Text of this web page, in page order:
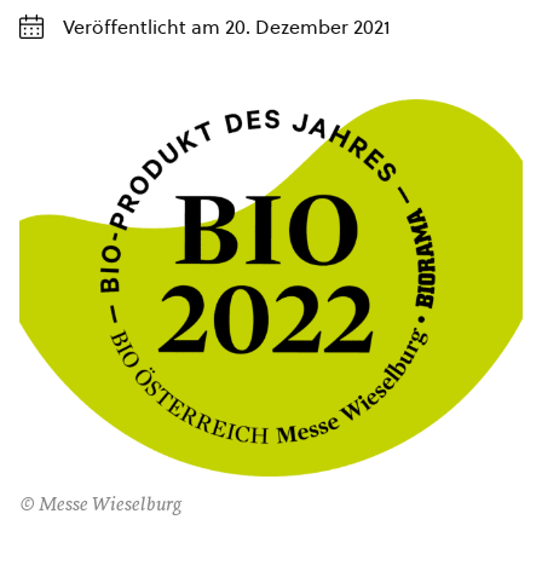
Veröffentlicht am 20. Dezember 2021
© Messe Wieselburg